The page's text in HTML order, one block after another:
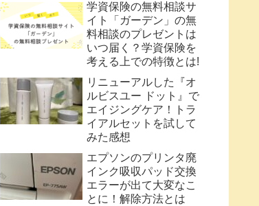
学資保険の無料相談サ
イト「ガーデン」の無
料相談のプレゼントは
いつ届く？学資保険を
考える上での特徴とは!
リニューアルした『オ
ルビスユー ドット』で
エイジングケア！トラ
イアルセットを試して
みた感想
エプソンのプリンタ廃
インク吸収パッド交換
エラーが出て大変なこ
とに！解除方法とは